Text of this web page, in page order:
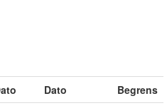
Dato
Begrens